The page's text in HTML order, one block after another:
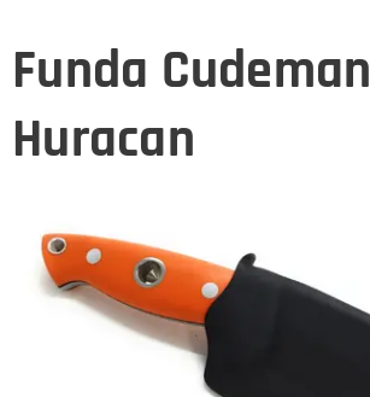
Funda Cudeman
Huracan